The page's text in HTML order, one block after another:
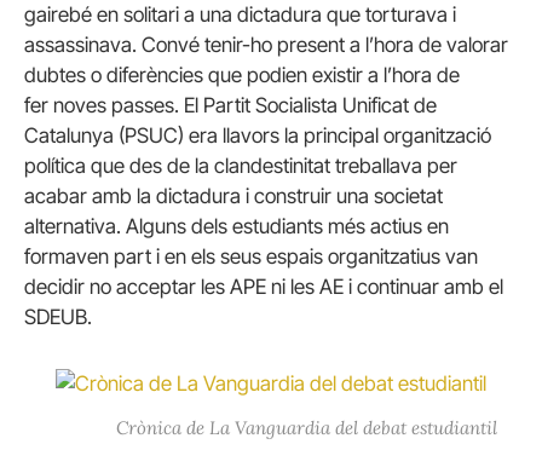
gairebé en solitari a una dictadura que torturava i
assassinava. Convé tenir-ho present a l’hora de valorar
dubtes o diferències que podien existir a l’hora de
fer noves passes. El Partit Socialista Unificat de
Catalunya (PSUC) era llavors la principal organització
política que des de la clandestinitat treballava per
acabar amb la dictadura i construir una societat
alternativa. Alguns dels estudiants més actius en
formaven part i en els seus espais organitzatius van
decidir no acceptar les APE ni les AE i continuar amb el
SDEUB.
Crònica de La Vanguardia del debat estudiantil